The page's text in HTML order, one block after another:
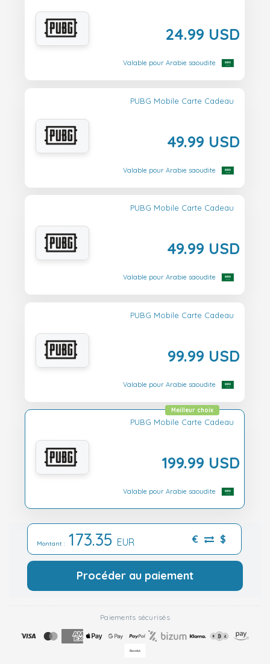
24.99 USD
Valable pour Arabie saoudite
PUBG Mobile Carte Cadeau
49.99 USD
Valable pour Arabie saoudite
PUBG Mobile Carte Cadeau
49.99 USD
Valable pour Arabie saoudite
PUBG Mobile Carte Cadeau
99.99 USD
Valable pour Arabie saoudite
PUBG Mobile Carte Cadeau
199.99 USD
Meilleur choix
Valable pour Arabie saoudite
Montant : 173.35 EUR € $
Procéder au paiement
Paiements sécurisés